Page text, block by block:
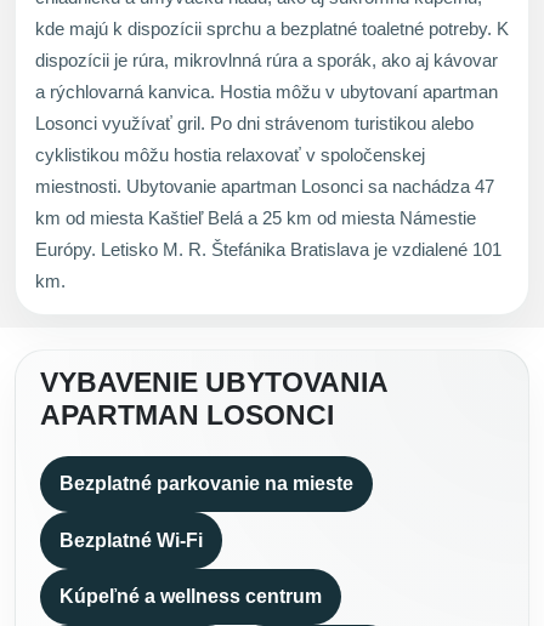
kde majú k dispozícii sprchu a bezplatné toaletné potreby. K
dispozícii je rúra, mikrovlnná rúra a sporák, ako aj kávovar
a rýchlovarná kanvica. Hostia môžu v ubytovaní apartman
Losonci využívať gril. Po dni strávenom turistikou alebo
cyklistikou môžu hostia relaxovať v spoločenskej
miestnosti. Ubytovanie apartman Losonci sa nachádza 47
km od miesta Kaštieľ Belá a 25 km od miesta Námestie
Európy. Letisko M. R. Štefánika Bratislava je vzdialené 101
km.
VYBAVENIE UBYTOVANIA
APARTMAN LOSONCI
Bezplatné parkovanie na mieste
Bezplatné Wi-Fi
Kúpeľné a wellness centrum